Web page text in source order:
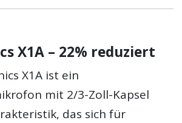
X1A – 22% reduziert
X1A ist ein
mit 2/3-Zoll-Kapsel
das sich für